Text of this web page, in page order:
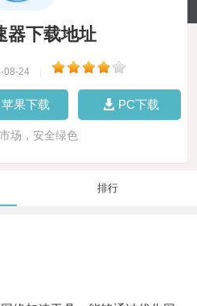
器下载地址
08-24
苹果下载 PC下载
场，安全绿色
排行